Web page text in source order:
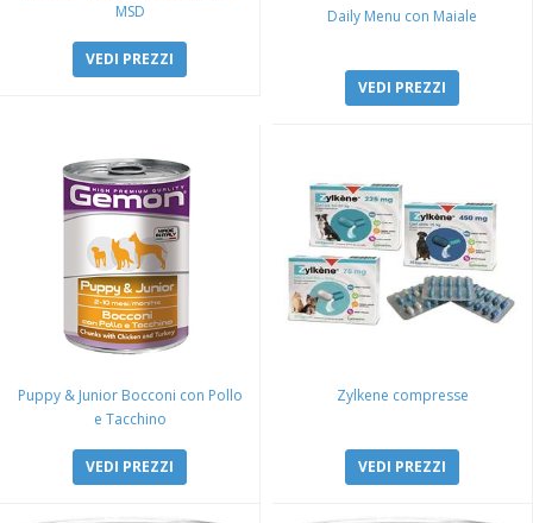
MSD
VEDI PREZZI
Daily Menu con Maiale
VEDI PREZZI
Puppy & Junior Bocconi con Pollo
e Tacchino
VEDI PREZZI
Zylkene compresse
VEDI PREZZI